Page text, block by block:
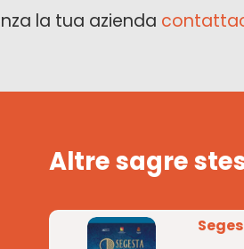
la tua azienda
Altre sagre